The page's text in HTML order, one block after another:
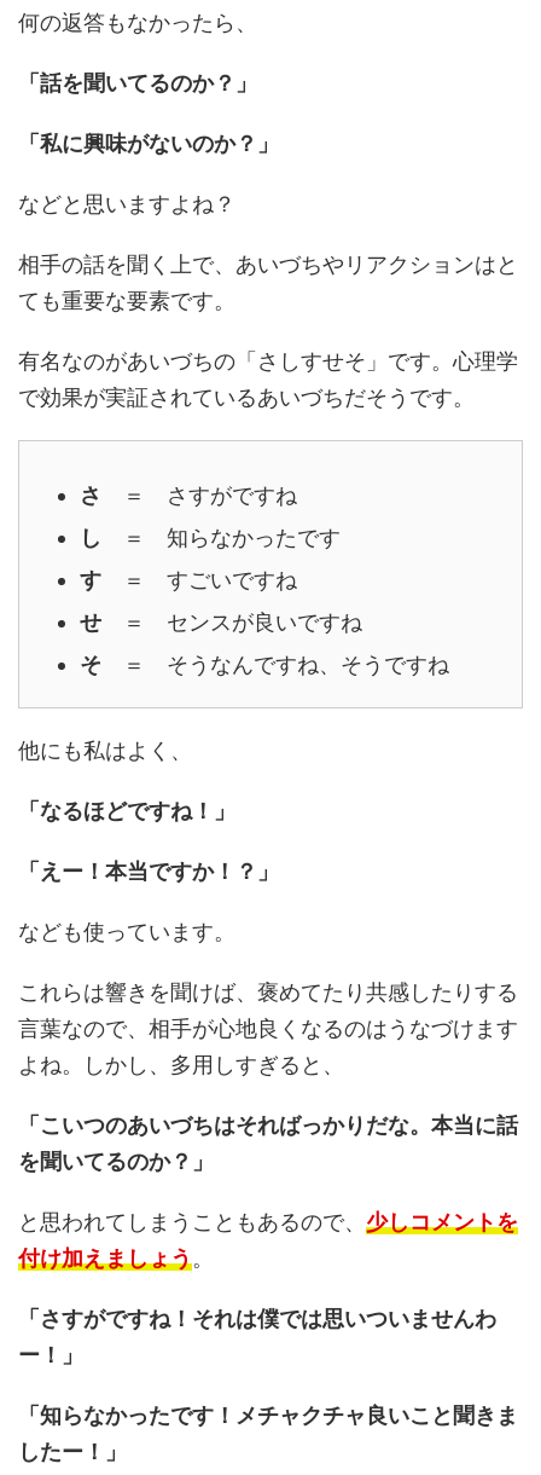
何の返答もなかったら、
「話を聞いてるのか？」
「私に興味がないのか？」
などと思いますよね？
相手の話を聞く上で、あいづちやリアクションはと
ても重要な要素です。
有名なのがあいづちの「さしすせそ」です。心理学
で効果が実証されているあいづちだそうです。
さ
＝ さすがですね
し ＝ 知らなかったです
す ＝ すごいですね
せ ＝ センスが良いですね
そ ＝ そうなんですね、そうですね
他にも私はよく、
「なるほどですね！」
「えー！本当ですか！？」
なども使っています。
これらは響きを聞けば、褒めてたり共感したりする
言葉なので、相手が心地良くなるのはうなづけます
よね。しかし、多用しすぎると、
「こいつのあいづちはそればっかりだな。本当に話
を聞いてるのか？」
と思われてしまうこともあるので、 少しコメントを
付け加えましょう。
「さすがですね！それは僕では思いついませんわ
ー！」
「知らなかったです！メチャクチャ良いこと聞きま
したー！」